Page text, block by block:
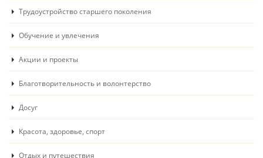
Трудоустройство старшего поколения
Обучение и увлечения
Акции и проекты
Благотворительность и волонтерство
Досуг
Красота, здоровье, спорт
Отдых и путешествия